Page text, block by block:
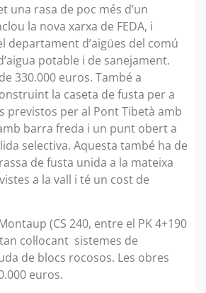
una rasa de poc més d’un
la nova xarxa de FEDA, i
departament d’aigües del comú
potable i de sanejament.
330.000 euros. També a
la caseta de fusta per a
previstos per al Pont Tibetà amb
barra freda i un punt obert a
selectiva. Aquesta també ha de
de fusta unida a la mateixa
a la vall i té un cost de
(CS 240, entre el PK 4+190
col·locant sistemes de
de blocs rocosos. Les obres
euros.